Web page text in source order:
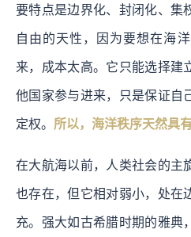
要特点是边界化、封闭化、集
自由的天性，因为要想在海
来，成本太高。它只能选择建
他国家参与进来，只是保证自
定权。 所以，海洋秩序天然具
在大航海以前，人类社会的主
也存在，但它相对弱小，处在
充。强大如古希腊时期的雅典